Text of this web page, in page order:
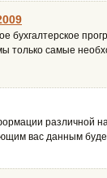
бухгалтерское
только самые
различной
вас данным